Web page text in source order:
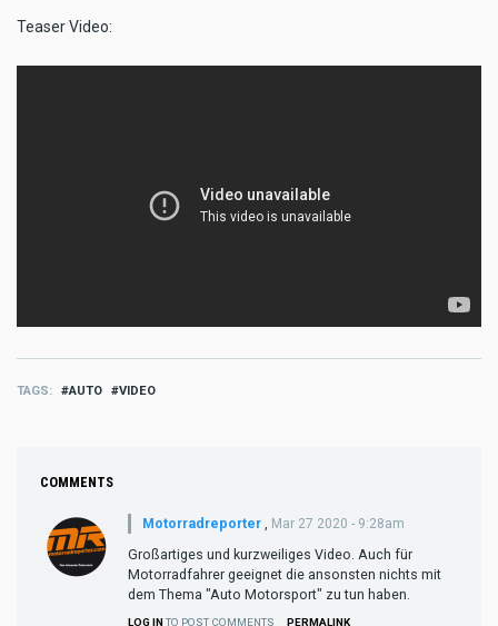
Teaser Video:
TAGS AUTO VIDEO
COMMENTS
Motorradreporter Mar 27 2020 - 9:28am
Großartiges und kurzweiliges Video. Auch für
Motorradfahrer geeignet die ansonsten nichts mit
dem Thema "Auto Motorsport" zu tun haben.
LOG IN TO POST COMMENTS PERMALINK